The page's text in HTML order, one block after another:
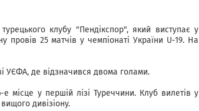
клубу "Пендікспор", який виступає у
провів 25 матчів у чемпіонаті України U-19. На
УЄФА, де відзначився двома голами.
місце у першій лізі Туреччини. Клуб вилетів у
дивізіону.